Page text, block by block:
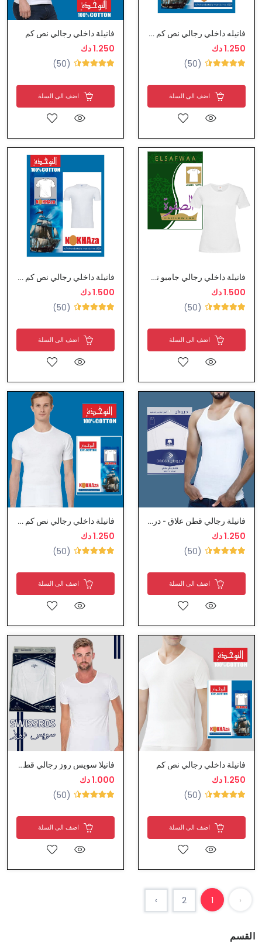
فانيله داخلي رجالي نص كم ياقة Uواسعة النوخذة
1.250 دك
(50)
اضف الى السلة
فانيلة داخلي رجالي نص كم
1.250 دك
(50)
اضف الى السلة
فانيلة داخلي رجالي جامبو نص كم قطن من الصفوة
1.500 دك
(50)
اضف الى السلة
فانيلة داخلي رجالي نص كم من النوخذة
1.500 دك
(50)
اضف الى السلة
فانيلة رجالي قطن علاق - دروش
1.250 دك
(50)
اضف الى السلة
فانيلة داخلي رجالي نص كم من النوخذة
1.250 دك
(50)
اضف الى السلة
فانيلة داخلي رجالي نص كم
1.250 دك
(50)
اضف الى السلة
فانيلا سويس روز رجالي قطن نص كم
1.000 دك
(50)
اضف الى السلة
‹
1
2
›
القسم